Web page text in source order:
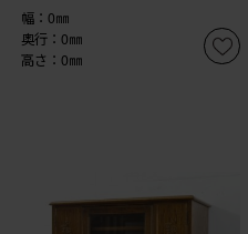
幅：0㎜
奥行：0㎜
高さ：0㎜